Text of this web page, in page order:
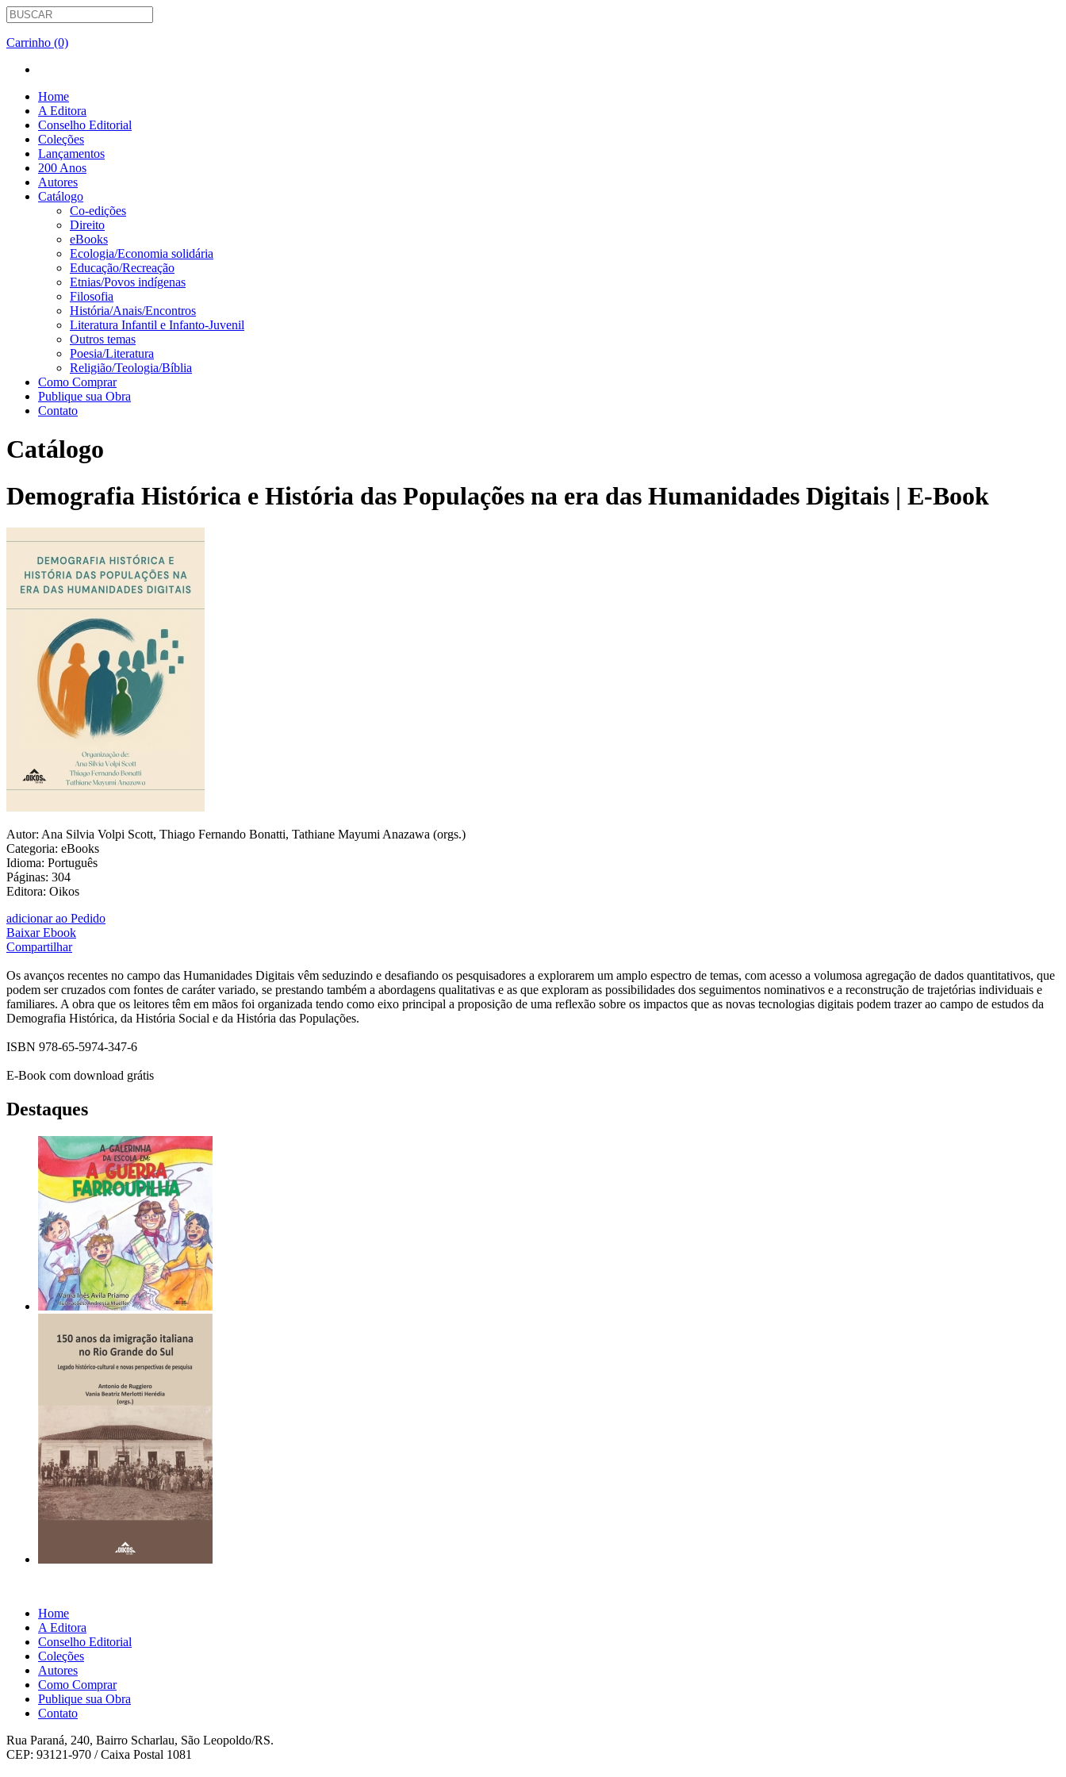
Carrinho (0)
Home
A Editora
Conselho Editorial
Coleções
Lançamentos
200 Anos
Autores
Catálogo
Co-edições
Direito
eBooks
Ecologia/Economia solidária
Educação/Recreação
Etnias/Povos indígenas
Filosofia
História/Anais/Encontros
Literatura Infantil e Infanto-Juvenil
Outros temas
Poesia/Literatura
Religião/Teologia/Bíblia
Como Comprar
Publique sua Obra
Contato
Catálogo
Demografia Histórica e História das Populações na era das Humanidades Digitais | E-Book
Autor: Ana Silvia Volpi Scott, Thiago Fernando Bonatti, Tathiane Mayumi Anazawa (orgs.)
Categoria: eBooks
Idioma: Português
Páginas: 304
Editora: Oikos
adicionar ao Pedido
Baixar Ebook
Compartilhar
Os avanços recentes no campo das Humanidades Digitais vêm seduzindo e desafiando os pesquisadores a explorarem um amplo espectro de temas, com acesso a volumosa agregação de dados quantitativos, que
podem ser cruzados com fontes de caráter variado, se prestando também a abordagens qualitativas e as que exploram as possibilidades dos seguimentos nominativos e a reconstrução de trajetórias individuais e
familiares. A obra que os leitores têm em mãos foi organizada tendo como eixo principal a proposição de uma reflexão sobre os impactos que as novas tecnologias digitais podem trazer ao campo de estudos da
Demografia Histórica, da História Social e da História das Populações.
ISBN 978-65-5974-347-6
E-Book com download grátis
Destaques
Home
A Editora
Conselho Editorial
Coleções
Autores
Como Comprar
Publique sua Obra
Contato
Rua Paraná, 240, Bairro Scharlau, São Leopoldo/RS.
CEP: 93121-970 / Caixa Postal 1081